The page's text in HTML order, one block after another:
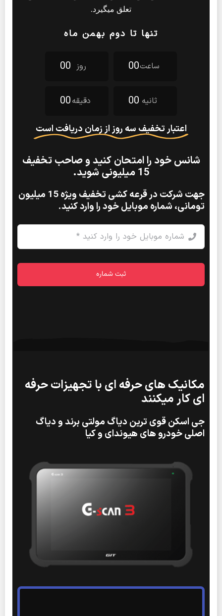
تعلق میگیرد.
تنها تا دوم بهمن ماه
00 روز 00ساعت
00دقیقه 00 ثانیه
اعتبار تخفیف سه روز از زمان دریافت است
شانس خود را امتحان کنید و صاحب تخفیف
15 میلیونی شوید.
جهت شرکت در قرعه کشی تخفیف ویژه 15 میلیون
تومانی، شماره موبایل خود را وارد کنید.
ثبت شماره
مکانیک های حرفه ای با تجهیزات حرفه
ای کار میکنند
جی اسکن قوی ترین دیاگ مولتی برند و دیاگ
اصلی خودرو های هیوندای و کیا